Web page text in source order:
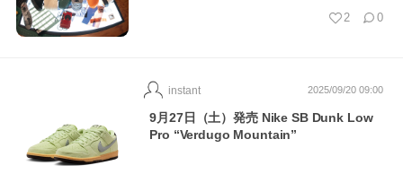
2 0
2025/09/20 09:00
instant
9月27日（土）発売 Nike SB Dunk Low
Pro “Verdugo Mountain”